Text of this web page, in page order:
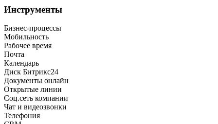
Инструменты
Бизнес-процессы
Мобильность
Рабочее время
Почта
Календарь
Диск Битрикс24
Документы онлайн
Открытые линии
Соц.сеть компании
Чат и видеозвонки
Телефония